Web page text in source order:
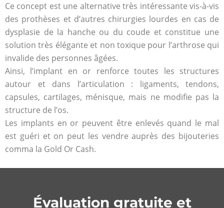
Ce concept est une alternative très intéressante vis-à-vis
des prothèses et d’autres chirurgies lourdes en cas de
dysplasie de la hanche ou du coude et constitue une
solution très élégante et non toxique pour l’arthrose qui
invalide des personnes âgées.
Ainsi, l’implant en or renforce toutes les structures
autour et dans l’articulation : ligaments, tendons,
capsules, cartilages, ménisque, mais ne modifie pas la
structure de l’os.
Les implants en or peuvent être enlevés quand le mal
est guéri et on peut les vendre auprès des bijouteries
comma la Gold Or Cash.
Évaluation gratuite et